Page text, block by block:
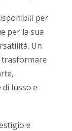
per
per la sua
Un
lusso e
e